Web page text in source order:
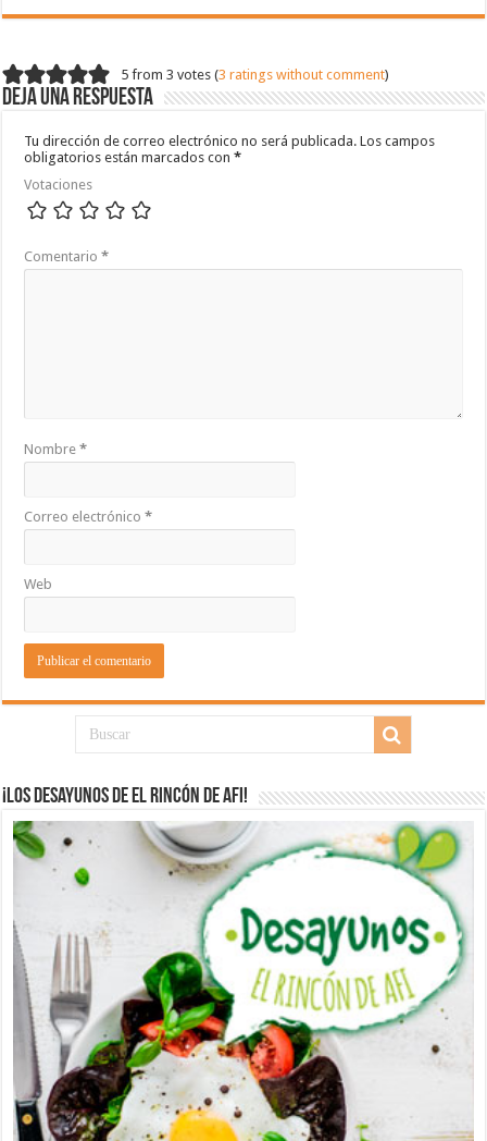
5 from 3 votes (3 ratings without comment)
Deja una respuesta
Tu dirección de correo electrónico no será publicada. Los campos
obligatorios están marcados con*
Votaciones
Comentario*
Nombre*
Correo electrónico*
Web
¡Los desayunos de El Rincón de Afi!